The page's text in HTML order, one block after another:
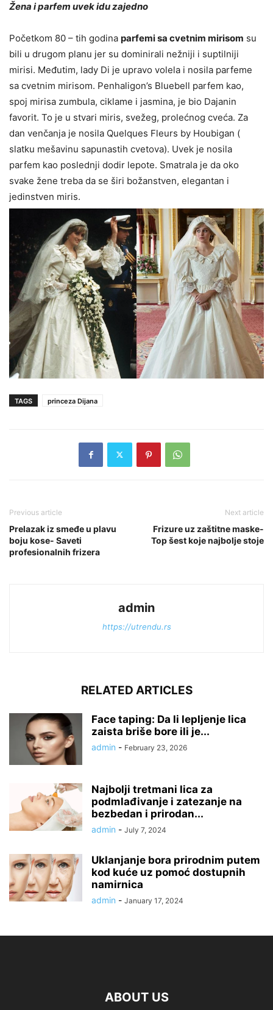
Žena i parfem uvek idu zajedno
Početkom 80 – tih godina parfemi sa cvetnim mirisom su
bili u drugom planu jer su dominirali nežniji i suptilniji
mirisi. Međutim, lady Di je upravo volela i nosila parfeme
sa cvetnim mirisom. Penhaligon’s Bluebell parfem kao,
spoj mirisa zumbula, ciklame i jasmina, je bio Dajanin
favorit. To je u stvari miris, svežeg, prolećnog cveća. Za
dan venčanja je nosila Quelques Fleurs by Houbigan (
slatku mešavinu sapunastih cvetova). Uvek je nosila
parfem kao poslednji dodir lepote. Smatrala je da oko
svake žene treba da se širi božanstven, elegantan i
jedinstven miris.
TAGS princeza Dijana
Previous article
Prelazak iz smeđe u plavu
boju kose- Saveti
profesionalnih frizera
Next article
Frizure uz zaštitne maske-
Top šest koje najbolje stoje
admin
https://utrendu.rs
RELATED ARTICLES
Face taping: Da li lepljenje lica
zaista briše bore ili je...
admin - February 23, 2026
Najbolji tretmani lica za
podmlađivanje i zatezanje na
bezbedan i prirodan...
admin - July 7, 2024
Uklanjanje bora prirodnim putem
kod kuće uz pomoć dostupnih
namirnica
admin - January 17, 2024
ABOUT US